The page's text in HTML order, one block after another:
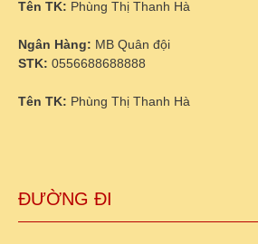
Tên TK: Phùng Thị Thanh Hà
Ngân Hàng: MB Quân đội
STK: 0556688688888
Tên TK: Phùng Thị Thanh Hà
ĐƯỜNG ĐI